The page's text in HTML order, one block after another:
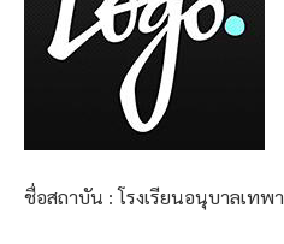
ชื่อสถาบัน : โรงเรียนอนุบาลเทพา